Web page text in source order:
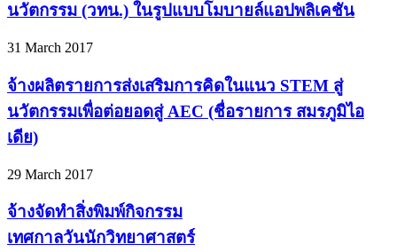
นวัตกรรม (วทน.) ในรูปแบบโมบายล์แอปพลิเคชัน
31 March 2017
จ้างผลิตรายการส่งเสริมการคิดในแนว STEM สู่
นวัตกรรมเพื่อต่อยอดสู่ AEC (ชื่อรายการ สมรภูมิไอ
เดีย)
29 March 2017
จ้างจัดทำสิ่งพิมพ์กิจกรรม
เทศกาลวันนักวิทยาศาสตร์